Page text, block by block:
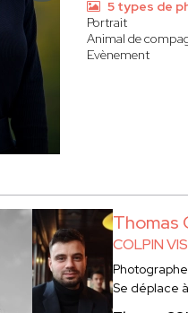
5 types de
Portrait
Animal de
Evènement
Thomas
COLPIN
Se déplace à